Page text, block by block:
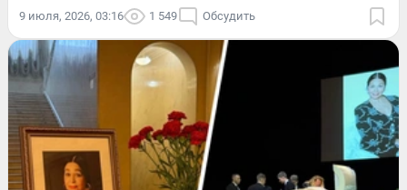
9 июля, 2026, 03:16 1 549 Обсудить